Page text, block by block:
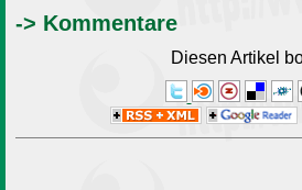
-> Kommentare
Diesen Artikel